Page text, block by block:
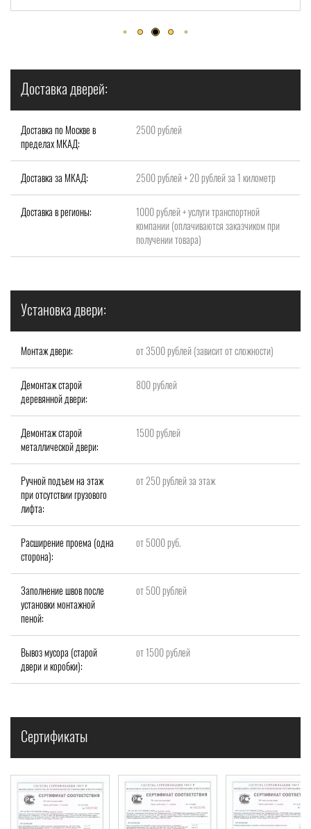
Доставка дверей:
Доставка по Москве в
пределах МКАД:
2500 рублей
Доставка за МКАД: 2500 рублей + 20 рублей за 1 километр
Доставка в регионы:
1000 рублей + услуги транспортной
компании (оплачиваются заказчиком при
получении товара)
Установка двери:
Монтаж двери: от 3500 рублей (зависит от сложности)
Демонтаж старой
деревянной двери:
800 рублей
Демонтаж старой
металлической двери:
1500 рублей
Ручной подъем на этаж
при отсутствии грузового
лифта:
от 250 рублей за этаж
Расширение проема (одна
сторона):
от 5000 руб.
Заполнение швов после
установки монтажной
пеной:
от 500 рублей
Вывоз мусора (старой
двери и коробки):
от 1500 рублей
Сертификаты